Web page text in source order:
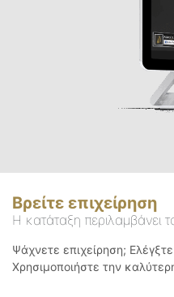
Βρείτε επιχείρηση
Η κατάταξη περιλαμβάνει
Ψάχνετε επιχείρηση;
Χρησιμοποιήστε την